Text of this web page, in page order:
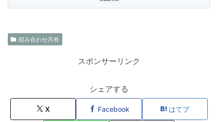
組み合わせ共有
スポンサーリンク
シェアする
X Facebook はてブ